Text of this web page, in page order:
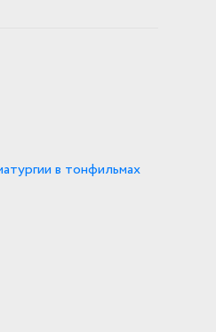
в тонфильмах